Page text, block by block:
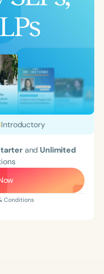
Introductory
and Unlimited
Conditions